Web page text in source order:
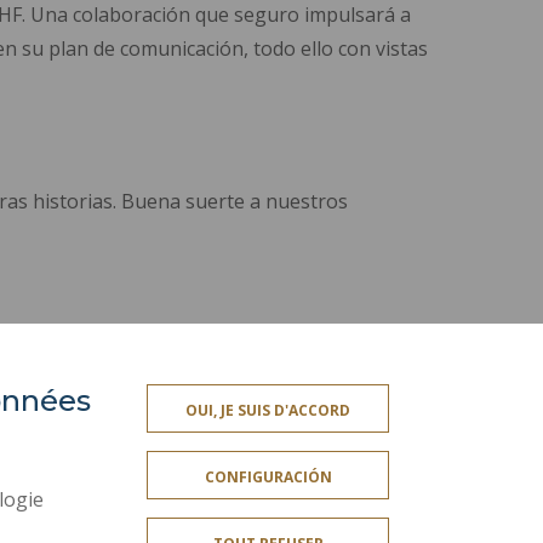
Una colaboración que seguro impulsará a
su plan de comunicación, todo ello con vistas
historias. Buena suerte a nuestros
ACCESIBILIDAD
DATOS PERSONALES
INFORMACIÓN LEGAL
OUI, JE SUIS D'ACCORD
CONFIGURACIÓN